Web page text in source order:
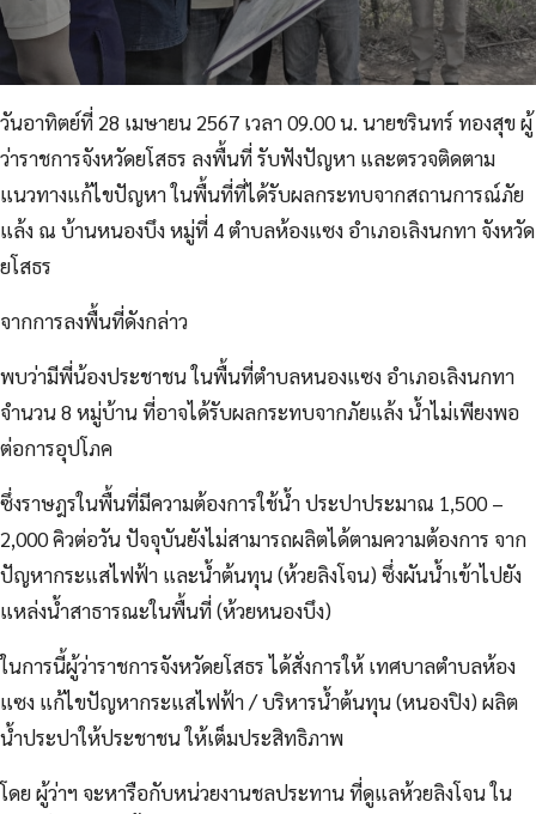
วันอาทิตย์ที่ 28 เมษายน 2567 เวลา 09.00 น. นายชรินทร์ ทองสุข ผู้
ว่าราชการจังหวัดยโสธร ลงพื้นที่ รับฟังปัญหา และตรวจติดตาม
แนวทางแก้ไขปัญหา ในพื้นที่ที่ได้รับผลกระทบจากสถานการณ์ภัย
แล้ง ณ บ้านหนองบึง หมู่ที่ 4 ตำบลห้องแซง อำเภอเลิงนกทา จังหวัด
ยโสธร
จากการลงพื้นที่ดังกล่าว
พบว่ามีพี่น้องประชาชน ในพื้นที่ตำบลหนองแซง อำเภอเลิงนกทา
จำนวน 8 หมู่บ้าน ที่อาจได้รับผลกระทบจากภัยแล้ง น้ำไม่เพียงพอ
ต่อการอุปโภค
ซึ่งราษฎรในพื้นที่มีความต้องการใช้น้ำ ประปาประมาณ 1,500 –
2,000 คิวต่อวัน ปัจจุบันยังไม่สามารถผลิตได้ตามความต้องการ จาก
ปัญหากระแสไฟฟ้า และน้ำต้นทุน (ห้วยลิงโจน) ซึ่งผันน้ำเข้าไปยัง
แหล่งน้ำสาธารณะในพื้นที่ (ห้วยหนองบึง)
ในการนี้ผู้ว่าราชการจังหวัดยโสธร ได้สั่งการให้ เทศบาลตำบลห้อง
แซง แก้ไขปัญหากระแสไฟฟ้า / บริหารน้ำต้นทุน (หนองปิง) ผลิต
น้ำประปาให้ประชาชน ให้เต็มประสิทธิภาพ
โดย ผู้ว่าฯ จะหารือกับหน่วยงานชลประทาน ที่ดูแลห้วยลิงโจน ใน